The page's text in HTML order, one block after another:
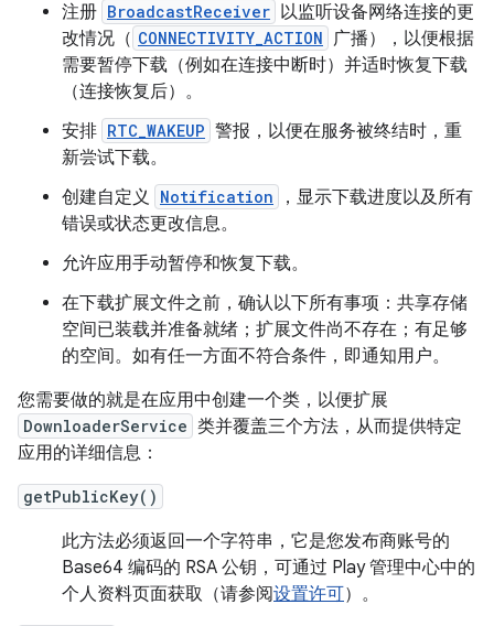
注册 BroadcastReceiver 以监听设备网络连接的更
改情况（ CONNECTIVITY_ACTION 广播），以便根据
需要暂停下载（例如在连接中断时）并适时恢复下载
（连接恢复后）。
安排 RTC_WAKEUP 警报，以便在服务被终结时，重
新尝试下载。
创建自定义 Notification
，显示下载进度以及所有
错误或状态更改信息。
允许应用手动暂停和恢复下载。
在下载扩展文件之前，确认以下所有事项：共享存储
空间已装载并准备就绪；扩展文件尚不存在；有足够
的空间。如有任一方面不符合条件，即通知用户。
您需要做的就是在应用中创建一个类，以便扩展
DownloaderService 类并覆盖三个方法，从而提供特定
应用的详细信息：
getPublicKey()
此方法必须返回一个字符串，它是您发布商账号的
Base64 编码的 RSA 公钥，可通过 Play 管理中心中的
个人资料页面获取（请参阅设置许可）。